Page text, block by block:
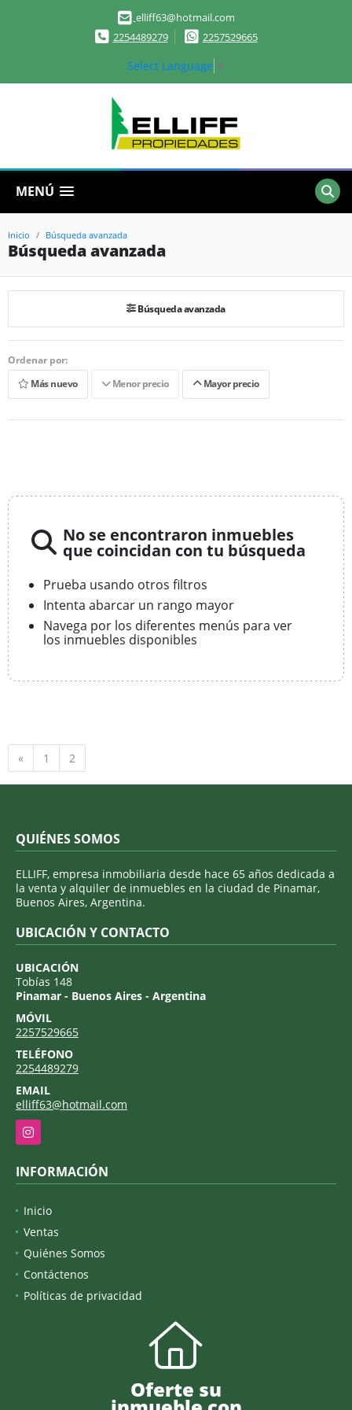
elliff63@hotmail.com
2254489279
2257529665
Select Language ▼
MENÚ
Inicio Búsqueda avanzada
Búsqueda avanzada
Búsqueda avanzada
Ordenar por:
Más nuevo
Menor precio Mayor precio
No se encontraron inmuebles
que coincidan con tu búsqueda
Prueba usando otros filtros
Intenta abarcar un rango mayor
Navega por los diferentes menús para ver
los inmuebles disponibles
« Anterior
1 2
QUIÉNES SOMOS
ELLIFF, empresa inmobiliaria desde hace 65 años dedicada a
la venta y alquiler de inmuebles en la ciudad de Pinamar,
Buenos Aires, Argentina.
UBICACIÓN Y CONTACTO
UBICACIÓN
Tobías 148
Pinamar - Buenos Aires - Argentina
MÓVIL
2257529665
TELÉFONO
2254489279
EMAIL
elliff63@hotmail.com
Instagram
INFORMACIÓN
Inicio
Ventas
Quiénes Somos
Contáctenos
Políticas de privacidad
Oferte su